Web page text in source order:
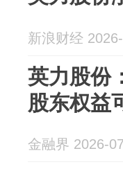
新浪财经
英力股份
股东权益
金融界 2026-